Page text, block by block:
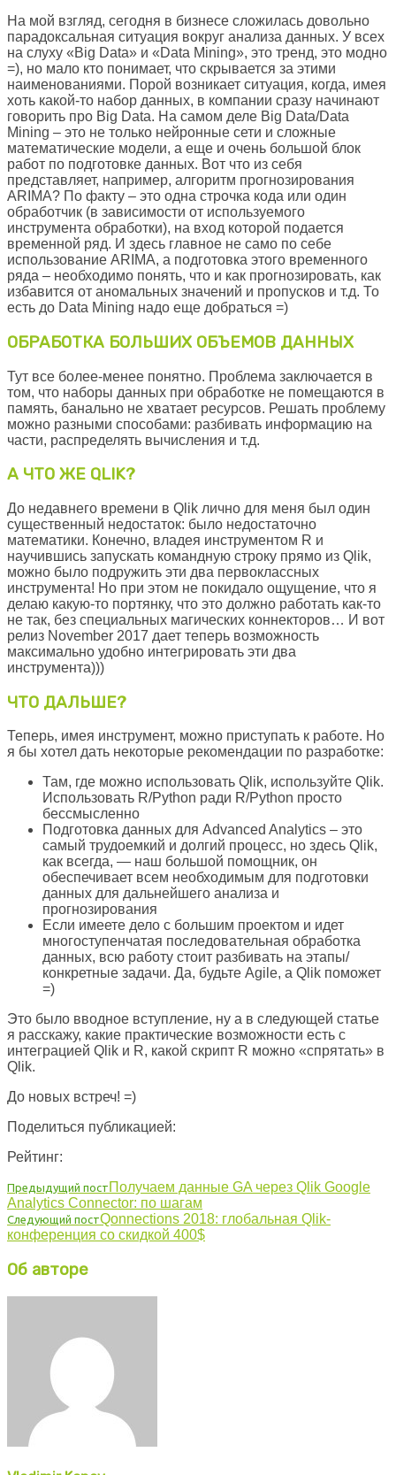
На мой взгляд, сегодня в бизнесе сложилась довольно
парадоксальная ситуация вокруг анализа данных. У всех
на слуху «Big Data» и «Data Mining», это тренд, это модно
=), но мало кто понимает, что скрывается за этими
наименованиями. Порой возникает ситуация, когда, имея
хоть какой-то набор данных, в компании сразу начинают
говорить про Big Data. На самом деле Big Data/Data
Mining – это не только нейронные сети и сложные
математические модели, а еще и очень большой блок
работ по подготовке данных. Вот что из себя
представляет, например, алгоритм прогнозирования
ARIMA? По факту – это одна строчка кода или один
обработчик (в зависимости от используемого
инструмента обработки), на вход которой подается
временной ряд. И здесь главное не само по себе
использование ARIMA, а подготовка этого временного
ряда – необходимо понять, что и как прогнозировать, как
избавится от аномальных значений и пропусков и т.д. То
есть до Data Mining надо еще добраться =)
ОБРАБОТКА БОЛЬШИХ ОБЪЕМОВ ДАННЫХ
Тут все более-менее понятно. Проблема заключается в
том, что наборы данных при обработке не помещаются в
память, банально не хватает ресурсов. Решать проблему
можно разными способами: разбивать информацию на
части, распределять вычисления и т.д.
А ЧТО ЖЕ QLIK?
До недавнего времени в Qlik лично для меня был один
существенный недостаток: было недостаточно
математики. Конечно, владея инструментом R и
научившись запускать командную строку прямо из Qlik,
можно было подружить эти два первоклассных
инструмента! Но при этом не покидало ощущение, что я
делаю какую-то портянку, что это должно работать как-то
не так, без специальных магических коннекторов… И вот
релиз November 2017 дает теперь возможность
максимально удобно интегрировать эти два
инструмента)))
ЧТО ДАЛЬШЕ?
Теперь, имея инструмент, можно приступать к работе. Но
я бы хотел дать некоторые рекомендации по разработке:
Там, где можно использовать Qlik, используйте Qlik.
Использовать R/Python ради R/Python просто
бессмысленно
Подготовка данных для Advanced Analytics – это
самый трудоемкий и долгий процесс, но здесь Qlik,
как всегда, — наш большой помощник, он
обеспечивает всем необходимым для подготовки
данных для дальнейшего анализа и
прогнозирования
Если имеете дело с большим проектом и идет
многоступенчатая последовательная обработка
данных, всю работу стоит разбивать на этапы/
конкретные задачи. Да, будьте Agile, а Qlik поможет
=)
Это было вводное вступление, ну а в следующей статье
я расскажу, какие практические возможности есть с
интеграцией Qlik и R, какой скрипт R можно «спрятать» в
Qlik.
До новых встреч! =)
Поделиться публикацией:
Рейтинг:
Предыдущий пост Получаем данные GA через Qlik Google
Analytics Connector: по шагам
Следующий постQonnections 2018: глобальная Qlik-
конференция со скидкой 400$
Об авторе